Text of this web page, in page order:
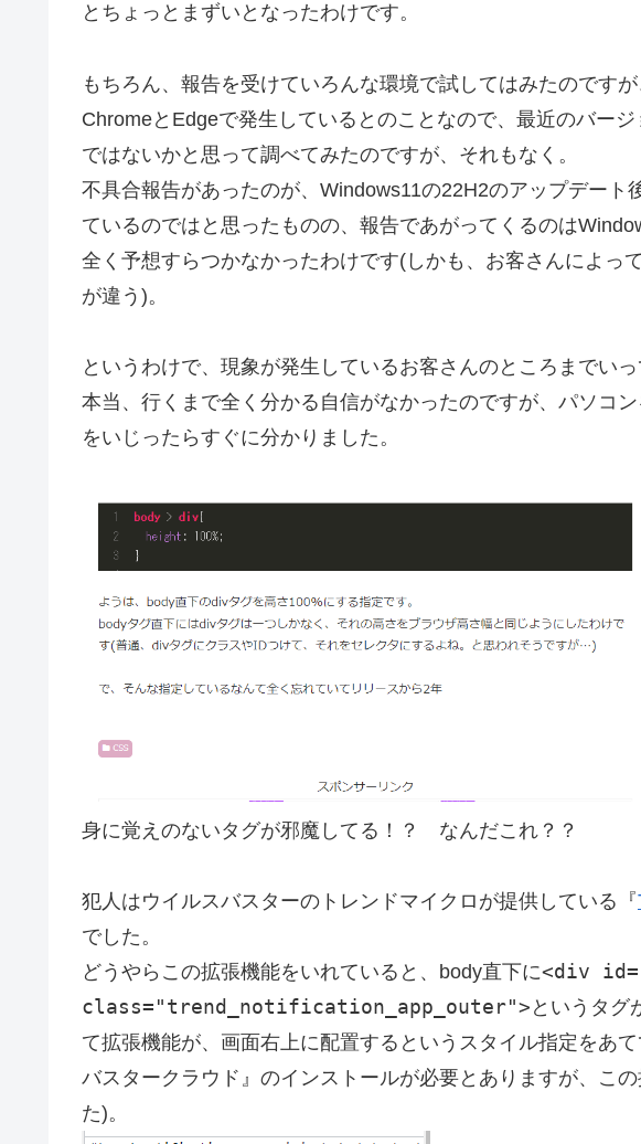
とちょっとまずいとなったわけです。
もちろん、報告を受けていろんな環境で試してはみたのですが
ChromeとEdgeで発生しているとのことなので、最近のバー
ではないかと思って調べてみたのですが、それもなく。
不具合報告があったのが、Windows11の22H2のアップデート
ているのではと思ったものの、報告であがってくるのは
全く予想すらつかなかったわけです(しかも、お客さんによっ
が違う)。
というわけで、現象が発生しているお客さんのところまでいっ
本当、行くまで全く分かる自信がなかったのですが、パソコ
をいじったらすぐに分かりました。
身に覚えのないタグが邪魔してる！？ なんだこれ？？
犯人はウイルスバスターのトレンドマイクロが提供している『
でした。
どうやらこの拡張機能をいれていると、body直下に<div
class="trend_notification_app_outer"> というタグ
て拡張機能が、画面右上に配置するというスタイル指定をあ
バスタークラウド』のインストールが必要とありますが、こ
た)。